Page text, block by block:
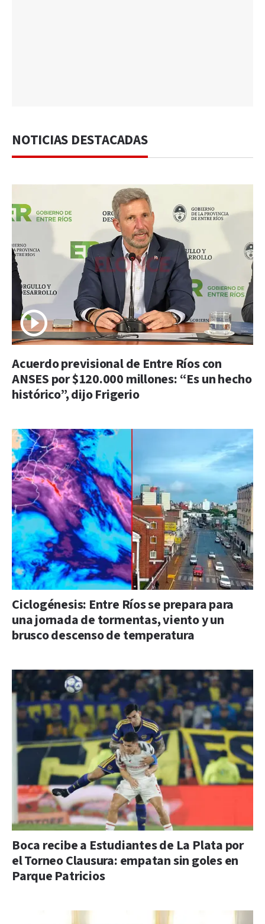
NOTICIAS DESTACADAS
Acuerdo previsional de Entre Ríos con
ANSES por $120.000 millones: “Es un hecho
histórico”, dijo Frigerio
Ciclogénesis: Entre Ríos se prepara para
una jornada de tormentas, viento y un
brusco descenso de temperatura
Boca recibe a Estudiantes de La Plata por
el Torneo Clausura: empatan sin goles en
Parque Patricios